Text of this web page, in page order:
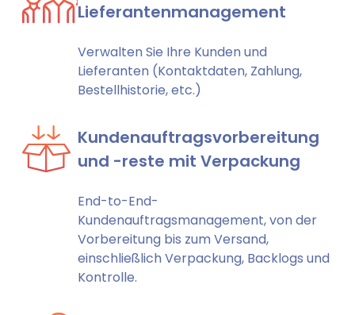
Lieferantenmanagement
Verwalten Sie Ihre Kunden und
Lieferanten (Kontaktdaten, Zahlung,
Bestellhistorie, etc.)
Kundenauftragsvorbereitung
und -reste mit Verpackung
End-to-End-
Kundenauftragsmanagement, von der
Vorbereitung bis zum Versand,
einschließlich Verpackung, Backlogs und
Kontrolle.